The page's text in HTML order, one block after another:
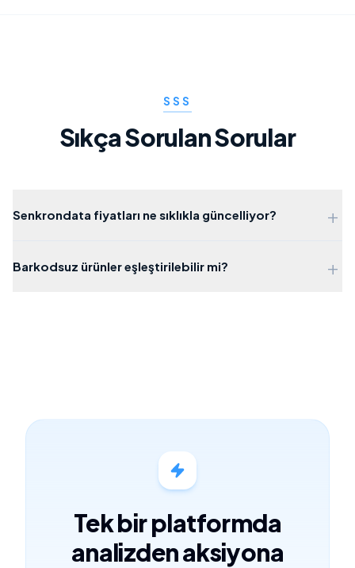
SSS
Sıkça Sorulan Sorular
Senkrondata fiyatları ne sıklıkla güncelliyor? +
Barkodsuz ürünler eşleştirilebilir mi? +
Tek bir platformda
analizden aksiyona